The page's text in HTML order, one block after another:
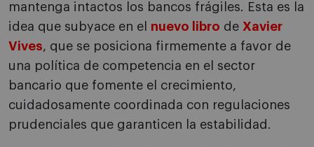
mantenga intactos los bancos frágiles. Esta es la
idea que subyace en el nuevo libro de Xavier
Vives, que se posiciona firmemente a favor de
una política de competencia en el sector
bancario que fomente el crecimiento,
cuidadosamente coordinada con regulaciones
prudenciales que garanticen la estabilidad.